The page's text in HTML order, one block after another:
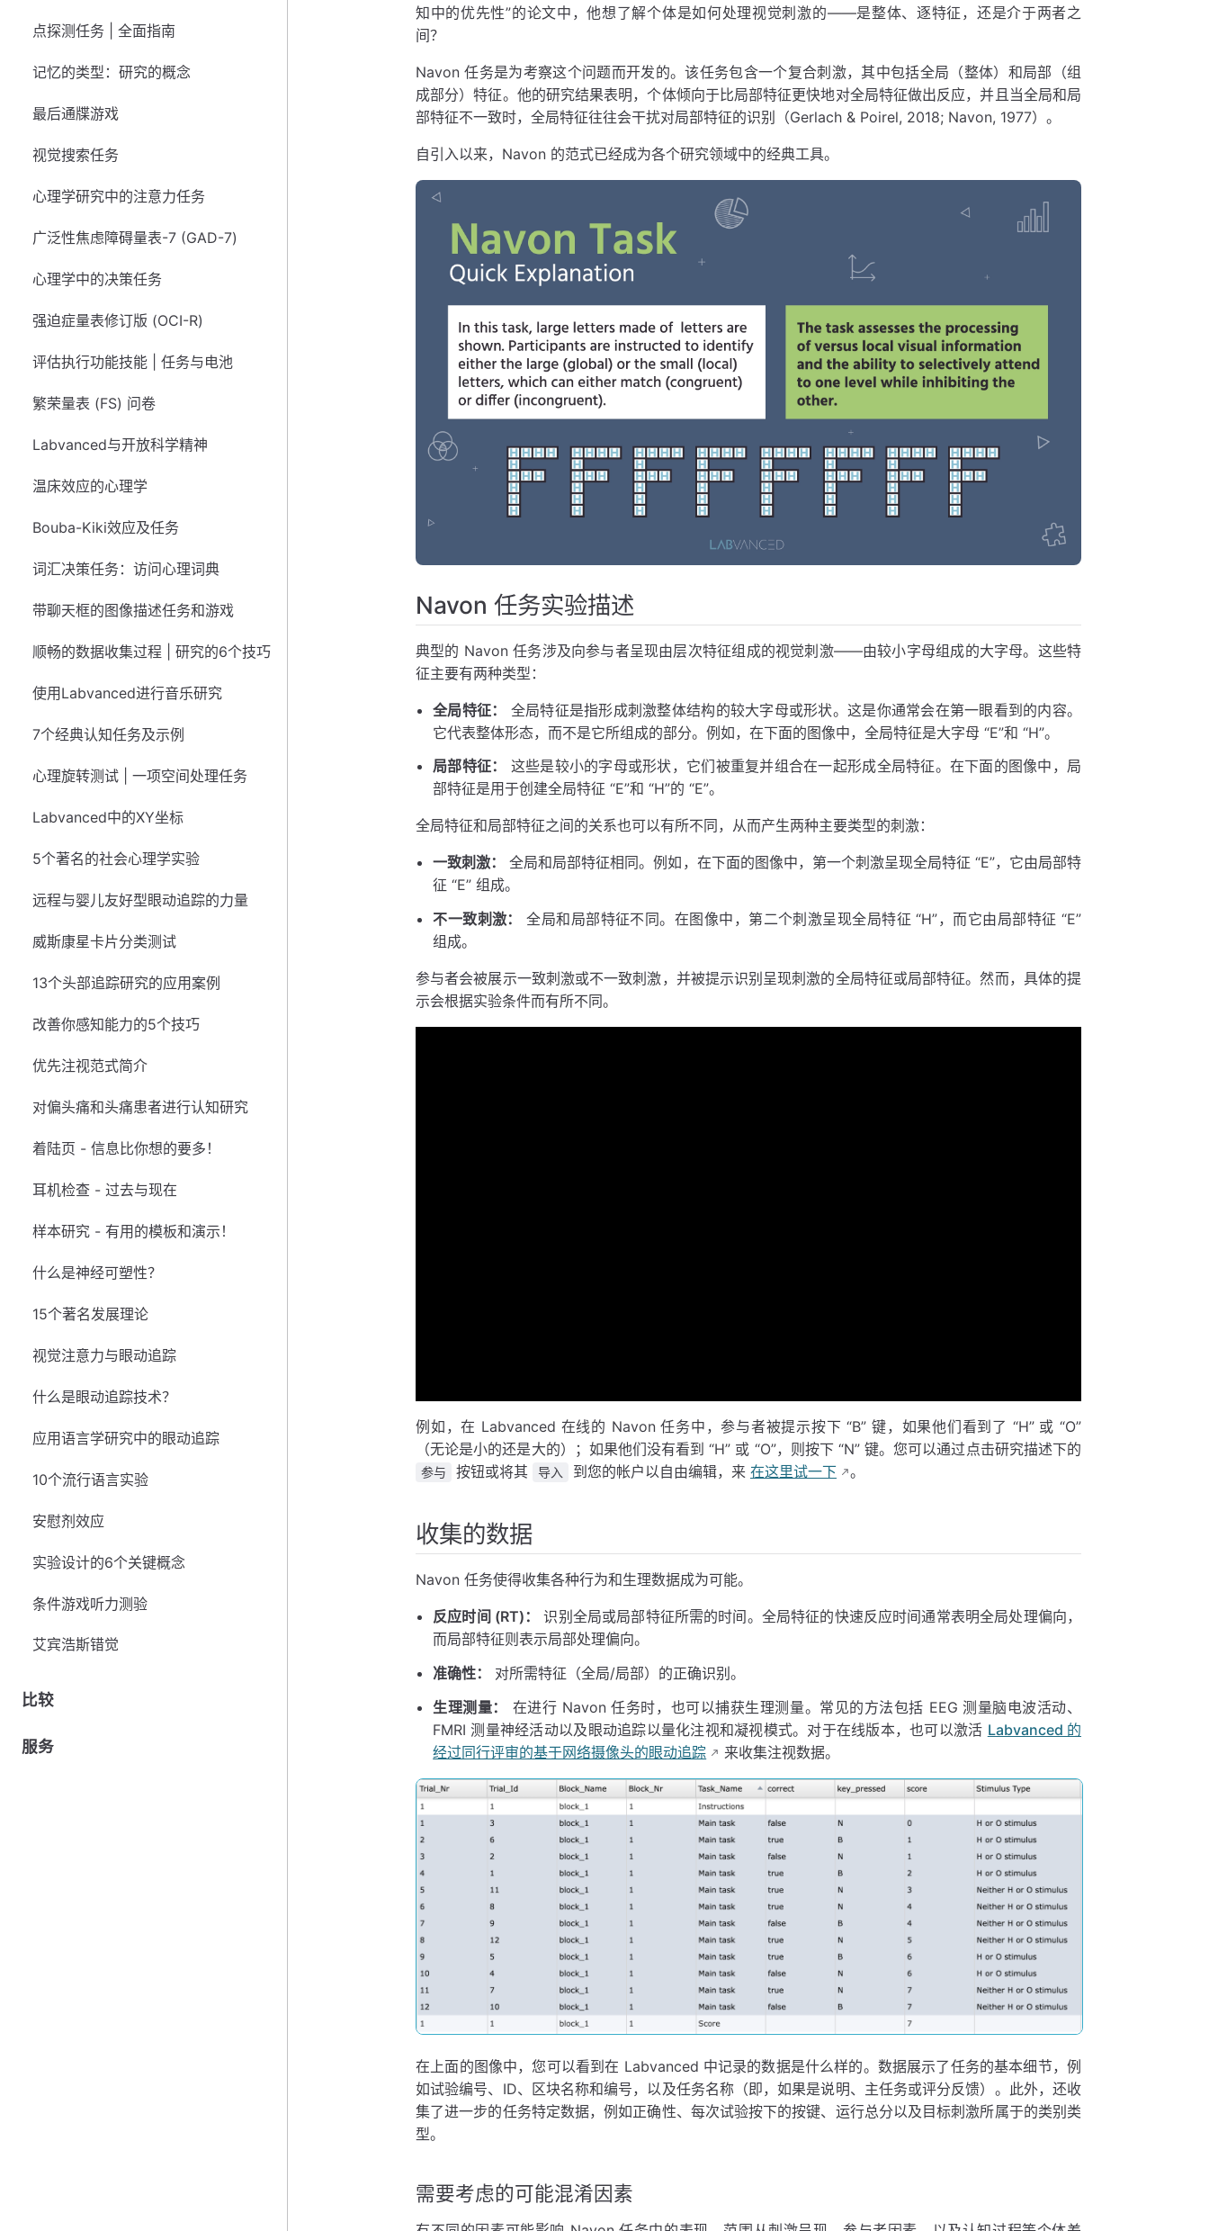
点探测任务 | 全面指南
记忆的类型：研究的概念
最后通牒游戏
视觉搜索任务
心理学研究中的注意力任务
广泛性焦虑障碍量表-7 (GAD-7)
心理学中的决策任务
强迫症量表修订版 (OCI-R)
评估执行功能技能 | 任务与电池
繁荣量表 (FS) 问卷
Labvanced与开放科学精神
温床效应的心理学
Bouba-Kiki效应及任务
词汇决策任务：访问心理词典
带聊天框的图像描述任务和游戏
顺畅的数据收集过程 | 研究的6个技巧
使用Labvanced进行音乐研究
7个经典认知任务及示例
心理旋转测试 | 一项空间处理任务
Labvanced中的XY坐标
5个著名的社会心理学实验
远程与婴儿友好型眼动追踪的力量
威斯康星卡片分类测试
13个头部追踪研究的应用案例
改善你感知能力的5个技巧
优先注视范式简介
对偏头痛和头痛患者进行认知研究
着陆页 - 信息比你想的要多！
耳机检查 - 过去与现在
样本研究 - 有用的模板和演示！
什么是神经可塑性？
15个著名发展理论
视觉注意力与眼动追踪
什么是眼动追踪技术？
应用语言学研究中的眼动追踪
10个流行语言实验
安慰剂效应
实验设计的6个关键概念
条件游戏听力测验
艾宾浩斯错觉
比较
服务
知中的优先性”的论文中，他想了解个体是如何处理视觉刺激的——是整体、逐特征，还是介于两者之
间？
Navon 任务是为考察这个问题而开发的。该任务包含一个复合刺激，其中包括全局（整体）和局部（组
成部分）特征。他的研究结果表明，个体倾向于比局部特征更快地对全局特征做出反应，并且当全局和局
部特征不一致时，全局特征往往会干扰对局部特征的识别（Gerlach & Poirel, 2018; Navon, 1977）。
自引入以来，Navon 的范式已经成为各个研究领域中的经典工具。
Navon 任务实验描述
典型的 Navon 任务涉及向参与者呈现由层次特征组成的视觉刺激——由较小字母组成的大字母。这些特
征主要有两种类型：
全局特征：
全局特征是指形成刺激整体结构的较大字母或形状。这是你通常会在第一眼看到的内容。
它代表整体形态，而不是它所组成的部分。例如，在下面的图像中，全局特征是大字母 “E”和 “H”。
局部特征：
这些是较小的字母或形状，它们被重复并组合在一起形成全局特征。在下面的图像中，局
部特征是用于创建全局特征 “E”和 “H”的 “E”。
全局特征和局部特征之间的关系也可以有所不同，从而产生两种主要类型的刺激：
一致刺激：
全局和局部特征相同。例如，在下面的图像中，第一个刺激呈现全局特征 “E”，它由局部特
征 “E” 组成。
不一致刺激：
全局和局部特征不同。在图像中，第二个刺激呈现全局特征 “H”，而它由局部特征 “E”
组成。
参与者会被展示一致刺激或不一致刺激，并被提示识别呈现刺激的全局特征或局部特征。然而，具体的提
示会根据实验条件而有所不同。
例如，在 Labvanced 在线的 Navon 任务中，参与者被提示按下 “B” 键，如果他们看到了 “H” 或 “O”
（无论是小的还是大的）；如果他们没有看到 “H” 或 “O”，则按下 “N” 键。您可以通过点击研究描述下的
参与 按钮或将其 导入 到您的帐户以自由编辑，来 在这里试一下 。
收集的数据
Navon 任务使得收集各种行为和生理数据成为可能。
反应时间 (RT)：
识别全局或局部特征所需的时间。全局特征的快速反应时间通常表明全局处理偏向，
而局部特征则表示局部处理偏向。
准确性：
对所需特征（全局/局部）的正确识别。
生理测量：
在进行 Navon 任务时，也可以捕获生理测量。常见的方法包括 EEG 测量脑电波活动、
FMRI 测量神经活动以及眼动追踪以量化注视和凝视模式。对于在线版本，也可以激活 Labvanced 的
经过同行评审的基于网络摄像头的眼动追踪
来收集注视数据。
在上面的图像中，您可以看到在 Labvanced 中记录的数据是什么样的。数据展示了任务的基本细节，例
如试验编号、ID、区块名称和编号，以及任务名称（即，如果是说明、主任务或评分反馈）。此外，还收
集了进一步的任务特定数据，例如正确性、每次试验按下的按键、运行总分以及目标刺激所属于的类别类
型。
需要考虑的可能混淆因素